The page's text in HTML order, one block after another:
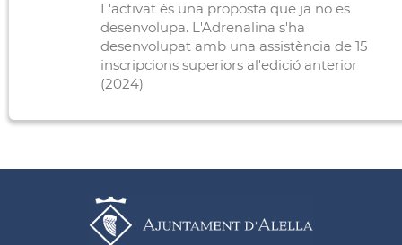
L'activat és una proposta que ja no es
desenvolupa. L'Adrenalina s'ha
desenvolupat amb una assistència de 15
inscripcions superiors al'edició anterior
(2024)